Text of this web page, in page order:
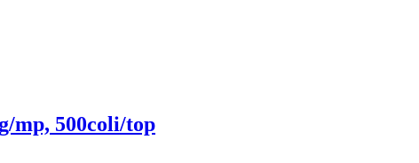
mp, 500coli/top